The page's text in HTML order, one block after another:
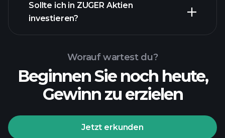
Sollte ich in ZUGER Aktien
investieren?
Worauf wartest du?
Beginnen Sie noch heute,
Gewinn zu erzielen
Jetzt erkunden